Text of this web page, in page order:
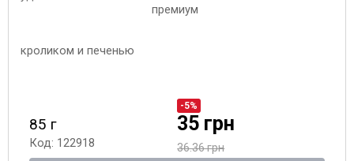
премиум
85 г
Код: 122918
-5%
35 грн
36.36 грн